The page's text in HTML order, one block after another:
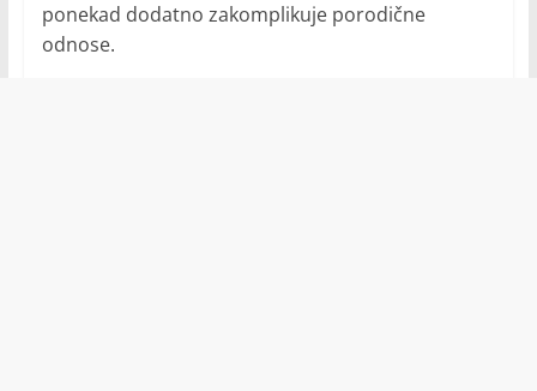
ponekad dodatno zakomplikuje porodične
odnose.